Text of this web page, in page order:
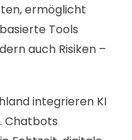
ermöglicht
Tools
auch Risiken –
integrieren KI
Chatbots